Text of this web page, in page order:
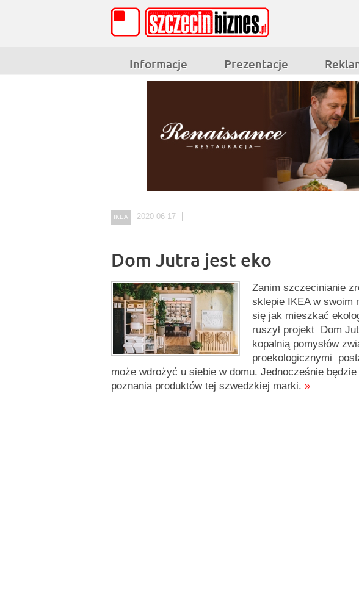
Informacje Prezentacje
IKEA 2020-06-17
Dom Jutra jest eko
Zanim szczecinianie
sklepie IKEA w swoim
się jak mieszkać
ruszył projekt Dom
kopalnią pomysłów
proekologicznymi
może wdrożyć u siebie w domu. Jednocześnie
poznania produktów tej szwedzkiej marki. »